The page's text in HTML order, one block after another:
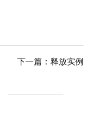
下一篇： 释放实例